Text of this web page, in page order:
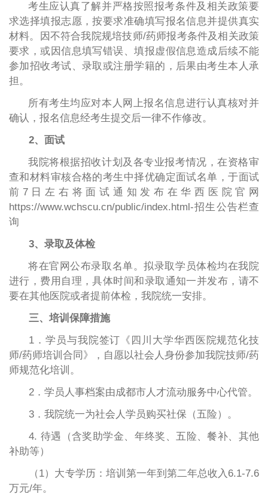
考生应认真了解并严格按照报考条件及相关政策要
求选择填报志愿，按要求准确填写报名信息并提供真实
材料。因不符合我院规培技师/药师报考条件及相关政策
要求，或因信息填写错误、填报虚假信息造成后续不能
参加招收考试、录取或注册学籍的，后果由考生本人承
担。
所有考生均应对本人网上报名信息进行认真核对并
确认，报名信息经考生提交后一律不作修改。
2、面试
我院将根据招收计划及各专业报考情况，在资格审
查和材料审核合格的考生中择优确定面试名单，于面试
前 7日左右将面试通知发布在华西医院官网
https://www.wchscu.cn/public/index.html-招生公告栏查
询
3、录取及体检
将在官网公布录取名单。拟录取学员体检均在我院
进行，费用自理，具体时间和录取通知一并发布，请不
要在其他医院或者提前体检，我院统一安排。
三、培训保障措施
1．学员与我院签订《四川大学华西医院规范化技
师/药师培训合同》，自愿以社会人身份参加我院技师/药
师规范化培训。
2．学员人事档案由成都市人才流动服务中心代管。
3．我院统一为社会人学员购买社保（五险）。
4. 待遇（含奖助学金、年终奖、五险、餐补、其他
补助等）
（ 1）大专学历：培训第一年到第二年总收入 6.1-7.6
万元/年。